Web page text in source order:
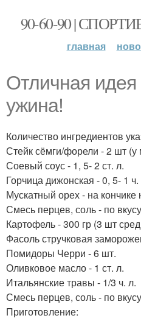
90-60-90 |
главная
Отличная идея
ужина!
Количество ингредиентов
Стейк сёмги/форели - 2 шт (у
Соевый соус - 1, 5- 2 ст. л.
Горчица дижонская - 0, 5- 1 ч.
Мускатный орех - на кончике
Смесь перцев, соль - по
Картофель - 300 гр (3 шт
Фасоль стручковая
Помидоры Черри - 6 шт.
Оливковое масло - 1 ст. л.
Итальянские травы - 1/3 ч. л.
Смесь перцев, соль - по
Приготовление: